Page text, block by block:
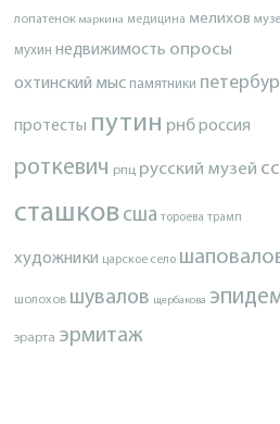
лопатенок маркина медицина мелихов
мухин недвижимость опросы
охтинский мыс памятники
протесты путин рнброссия
роткевич рпц русский музей
сташков сша тороева трамп
художники царское село
шолохов шувалов щербакова
эрарта эрмитаж